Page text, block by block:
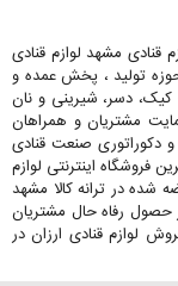
قنادی مشهد لوازم قنادی
در حوزه تولید ، پخش عمده و
کیک، دسر، شیرینی و نان
مشتریان و همراهان
دکوراتوری صنعت قنادی
فروشگاه اینترنتی لوازم
شده در ترانه کالا مشهد
حصول رفاه حال مشتریان
لوازم قنادی ارزان در